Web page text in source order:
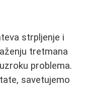
strpljenje i
tretmana
problema.
savetujemo